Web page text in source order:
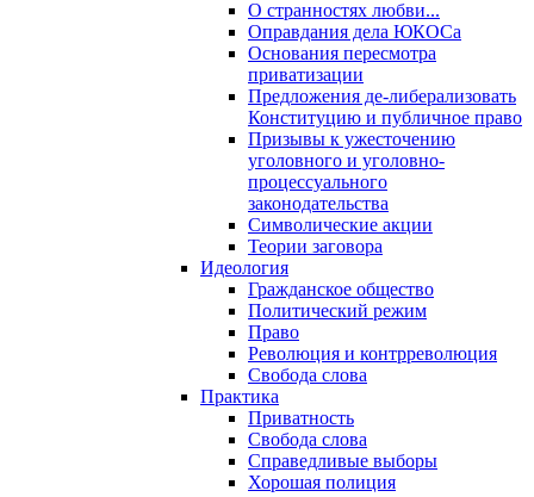
О странностях любви...
Оправдания дела ЮКОСа
Основания пересмотра
приватизации
Предложения де-либерализовать
Конституцию и публичное право
Призывы к ужесточению
уголовного и уголовно-
процессуального
законодательства
Символические акции
Теории заговора
Идеология
Гражданское общество
Политический режим
Право
Революция и контрреволюция
Свобода слова
Практика
Приватность
Свобода слова
Справедливые выборы
Хорошая полиция